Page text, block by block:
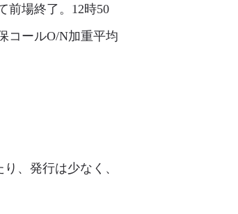
前場終了。12時50
コールO/N加重平均
、発行は少なく、